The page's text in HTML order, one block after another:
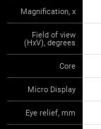
Magnification, x
Field of view
(HxV), degrees
Core
Micro Display
Eye relief, mm